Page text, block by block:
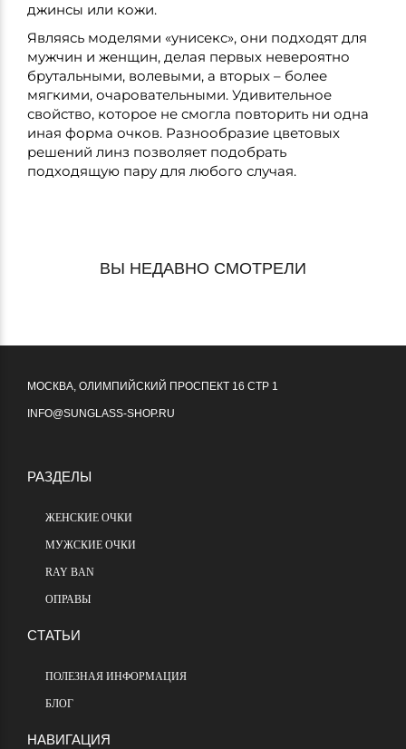
джинсы или кожи.
Являясь моделями «унисекс», они подходят для
мужчин и женщин, делая первых невероятно
брутальными, волевыми, а вторых – более
мягкими, очаровательными. Удивительное
свойство, которое не смогла повторить ни одна
иная форма очков. Разнообразие цветовых
решений линз позволяет подобрать
подходящую пару для любого случая.
ВЫ НЕДАВНО СМОТРЕЛИ
МОСКВА, ОЛИМПИЙСКИЙ ПРОСПЕКТ 16 СТР 1
INFO@SUNGLASS-SHOP.RU
РАЗДЕЛЫ
ЖЕНСКИЕ ОЧКИ
МУЖСКИЕ ОЧКИ
RAY BAN
ОПРАВЫ
СТАТЬИ
ПОЛЕЗНАЯ ИНФОРМАЦИЯ
БЛОГ
НАВИГАЦИЯ